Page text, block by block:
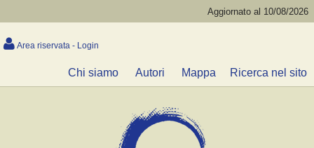
Aggiornato al 10/08/2026
Area riservata - Login
Chi siamo Autori Mappa Ricerca nel sito